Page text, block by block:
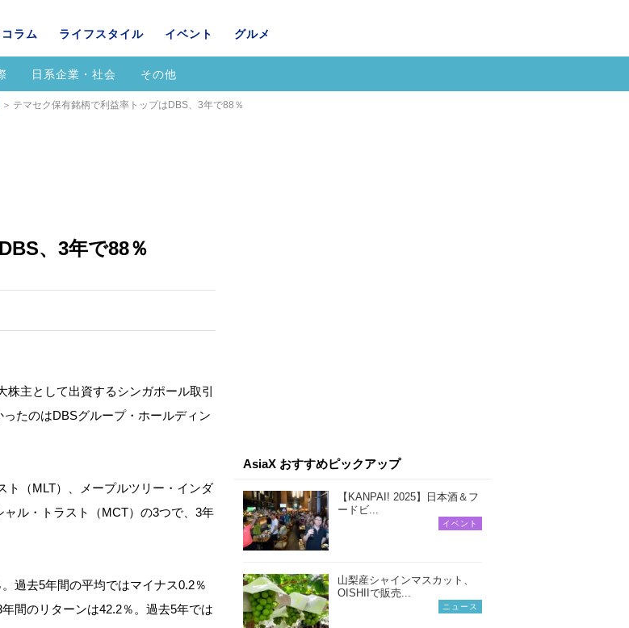
ラム ライフスタイル イベント グルメ
日系企業・社会 その他
テマセク保有銘柄で利益率トップはDBS、3年で88％
、3年で88％
主として出資するシンガポール取引
たのはDBSグループ・ホールディン
（MLT）、メープルツリー・インダ
ル・トラスト（MCT）の3つで、3年
過去5年間の平均ではマイナス0.2％
間のリターンは42.2％。過去5年では
AsiaX おすすめピックアップ
【KANPAI! 2025】日本酒＆フ
ードビ...
イベント
山梨産シャインマスカット、
OISHIIで販売...
ニュース